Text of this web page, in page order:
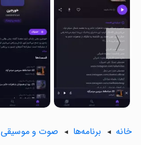
〈
خانه برنامه‌ها صوت و موسیقی